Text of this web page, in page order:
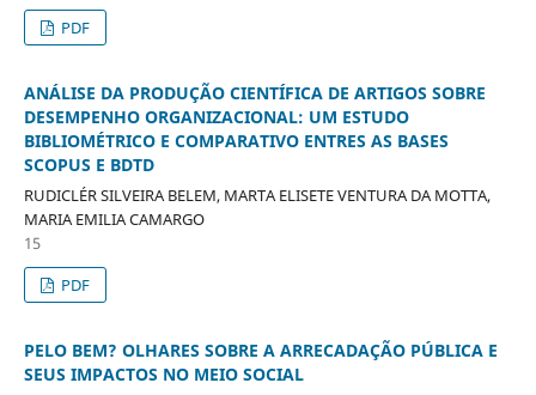
PDF
ANÁLISE DA PRODUÇÃO CIENTÍFICA DE ARTIGOS SOBRE
DESEMPENHO ORGANIZACIONAL: UM ESTUDO
BIBLIOMÉTRICO E COMPARATIVO ENTRES AS BASES
SCOPUS E BDTD
RUDICLÉR SILVEIRA BELEM, MARTA ELISETE VENTURA DA MOTTA,
MARIA EMILIA CAMARGO
15
PDF
PELO BEM? OLHARES SOBRE A ARRECADAÇÃO PÚBLICA E
SEUS IMPACTOS NO MEIO SOCIAL